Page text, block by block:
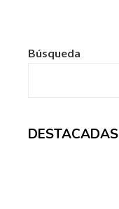
Búsqueda
DESTACADAS